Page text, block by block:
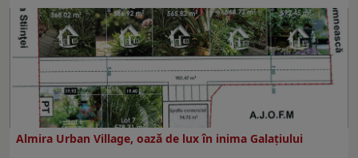
Almira Urban Village, oază de lux în inima Galațiului